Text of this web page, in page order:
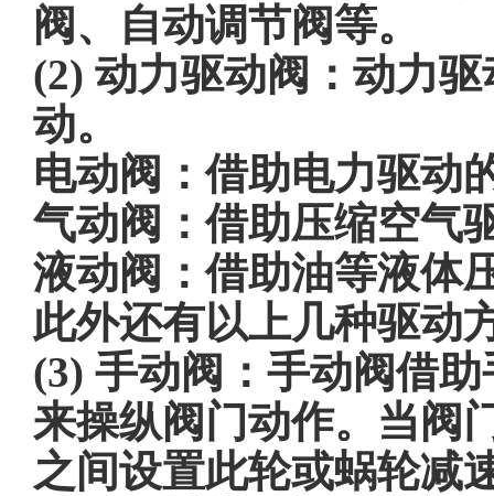
阀、自动调节阀等。
(2) 动力驱动阀：动力
动。
电动阀：借助电力驱动
气动阀：借助压缩空气
液动阀：借助油等液体
此外还有以上几种驱动
(3) 手动阀：手动阀借
来操纵阀门动作。当阀
之间设置此轮或蜗轮减